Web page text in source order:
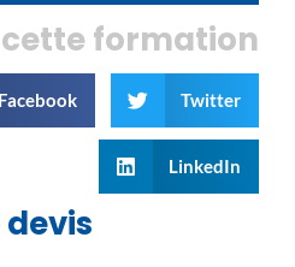
formation
Facebook Twitter
LinkedIn